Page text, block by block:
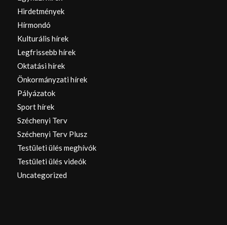
Hirdetmények
Hírmondó
Kulturális hírek
Legfrissebb hírek
Oktatási hírek
Önkormányzati hírek
Pályázatok
Sport hírek
Széchenyi Terv
Széchenyi Terv Plusz
Testületi ülés meghívók
Testületi ülés videók
Uncategorized